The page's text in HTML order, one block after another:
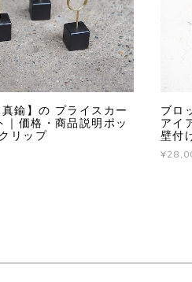
真鍮】の プライスカー
｜価格・商品説明ポッ
リップ
ブロ
アイ
壁付